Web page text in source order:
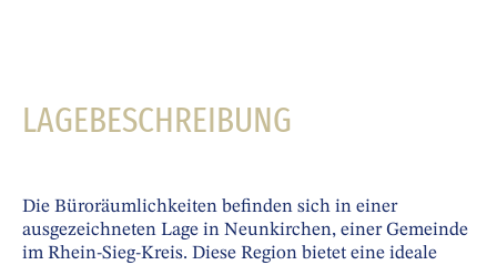
LAGEBESCHREIBUNG
Die Büroräumlichkeiten befinden sich in einer
ausgezeichneten Lage in Neunkirchen, einer Gemeinde
im Rhein-Sieg-Kreis. Diese Region bietet eine ideale